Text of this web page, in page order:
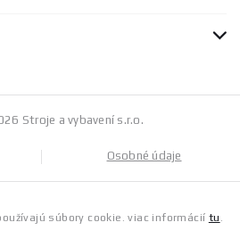
Stroje a vybavení s.r.o.
Osobné údaje
súbory cookie. viac informácií tu .